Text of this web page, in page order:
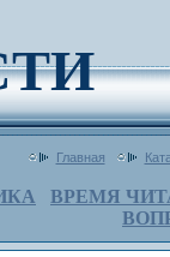
Главная
ВРЕМЯ